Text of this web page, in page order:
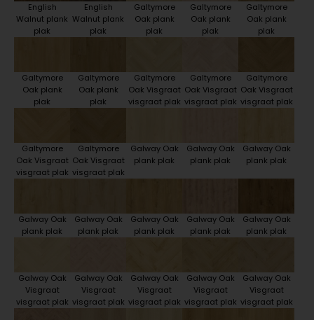
English
Walnut plank
plak
English
Walnut plank
plak
Galtymore
Oak plank
plak
Galtymore
Oak plank
plak
Galtymore
Oak plank
plak
Galtymore
Oak plank
plak
Galtymore
Oak plank
plak
Galtymore
Oak Visgraat
visgraat plak
Galtymore
Oak Visgraat
visgraat plak
Galtymore
Oak Visgraat
visgraat plak
Galtymore
Oak Visgraat
visgraat plak
Galtymore
Oak Visgraat
visgraat plak
Galway Oak
plank plak
Galway Oak
plank plak
Galway Oak
plank plak
Galway Oak
plank plak
Galway Oak
plank plak
Galway Oak
plank plak
Galway Oak
plank plak
Galway Oak
plank plak
Galway Oak
Visgraat
visgraat plak
Galway Oak
Visgraat
visgraat plak
Galway Oak
Visgraat
visgraat plak
Galway Oak
Visgraat
visgraat plak
Galway Oak
Visgraat
visgraat plak